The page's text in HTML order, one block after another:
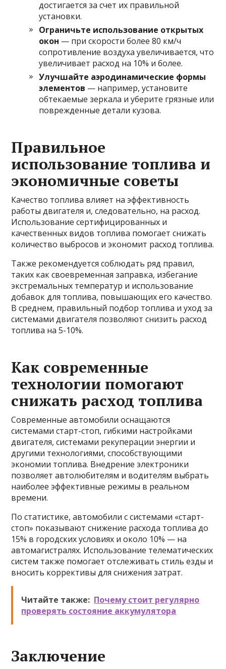
достигается за счет их правильной
установки.
Ограничьте использование открытых
окон — при скорости более 80 км/ч
сопротивление воздуха увеличивается, что
увеличивает расход на 10% и более.
Улучшайте аэродинамические формы
элементов — например, установите
обтекаемые зеркала и уберите грязные или
поврежденные детали кузова.
Правильное
использование топлива и
экономичные советы
Качество топлива влияет на эффективность
работы двигателя и, следовательно, на расход.
Использование сертифицированных и
качественных видов топлива помогает снижать
количество выбросов и экономит расход топлива.
Также рекомендуется соблюдать ряд правил,
таких как своевременная заправка, избегание
экстремальных температур и использование
добавок для топлива, повышающих его качество.
В среднем, правильный подбор топлива и уход за
системами двигателя позволяют снизить расход
топлива на 5-10%.
Как современные
технологии помогают
снижать расход топлива
Современные автомобили оснащаются
системами старт-стоп, гибкими настройками
двигателя, системами рекуперации энергии и
другими технологиями, способствующими
экономии топлива. Внедрение электроники
позволяет автолюбителям и водителям выбрать
наиболее эффективные режимы в реальном
времени.
По статистике, автомобили с системами «старт-
стоп» показывают снижение расхода топлива до
15% в городских условиях и около 10% — на
автомагистралях. Использование телематических
систем также помогает отслеживать стиль езды и
вносить коррективы для снижения затрат.
Читайте также: Почему стоит регулярно
проверять состояние аккумулятора
Заключение